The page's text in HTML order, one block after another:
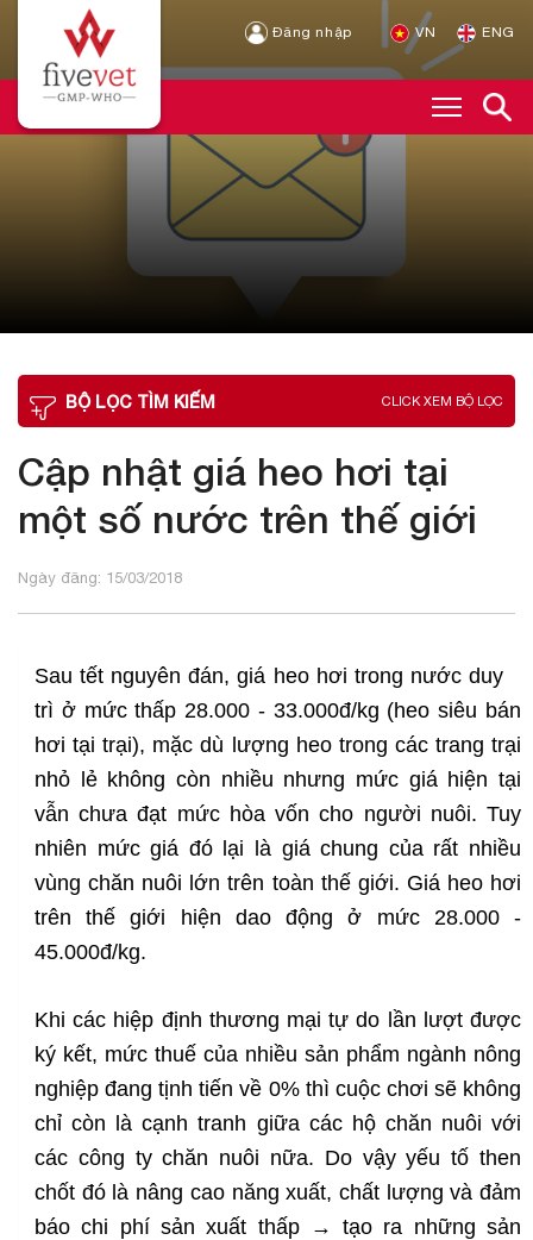
Đăng nhập VN ENG
BỘ LỌC TÌM KIẾM CLICK XEM BỘ LỌC
Cập nhật giá heo hơi tại
một số nước trên thế giới
Ngày đăng: 15/03/2018
Sau tết nguyên đán, giá heo hơi trong nước duy
trì ở mức thấp 28.000 - 33.000đ/kg (heo siêu bán
hơi tại trại), mặc dù lượng heo trong các trang trại
nhỏ lẻ không còn nhiều nhưng mức giá hiện tại
vẫn chưa đạt mức hòa vốn cho người nuôi. Tuy
nhiên mức giá đó lại là giá chung của rất nhiều
vùng chăn nuôi lớn trên toàn thế giới. Giá heo hơi
trên thế giới hiện dao động ở mức 28.000 -
45.000đ/kg.
Khi các hiệp định thương mại tự do lần lượt được
ký kết, mức thuế của nhiều sản phẩm ngành nông
nghiệp đang tịnh tiến về 0% thì cuộc chơi sẽ không
chỉ còn là cạnh tranh giữa các hộ chăn nuôi với
các công ty chăn nuôi nữa. Do vậy yếu tố then
chốt đó là nâng cao năng xuất, chất lượng và đảm
báo chi phí sản xuất thấp → tạo ra những sản